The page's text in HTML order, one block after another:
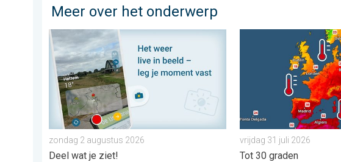
Meer over het onderwerp
Impressies maken, momenten delen. Deel wat je ziet!. . . zondag 2
zondag 2 augustus 2026
Deel wat je ziet!
Europese zeeën zijn
vrijdag 31 juli 2026
Tot 30 graden